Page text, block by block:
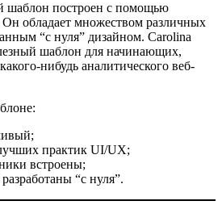
шаблон построен с помощью
обладает множеством различных
“с нуля” дизайном. Carolina
шаблон для начинающих,
нибудь аналитического веб-
практик UI/UX;
встроены;
“с нуля”.